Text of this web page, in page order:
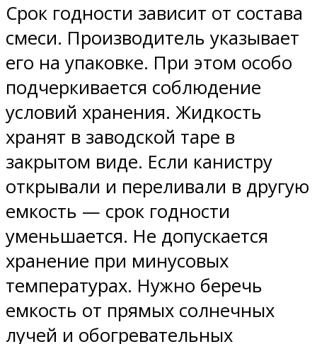
Срок годности зависит от состава
смеси. Производитель указывает
его на упаковке. При этом особо
подчеркивается соблюдение
условий хранения. Жидкость
хранят в заводской таре в
закрытом виде. Если канистру
открывали и переливали в другую
емкость — срок годности
уменьшается. Не допускается
хранение при минусовых
температурах. Нужно беречь
емкость от прямых солнечных
лучей и обогревательных